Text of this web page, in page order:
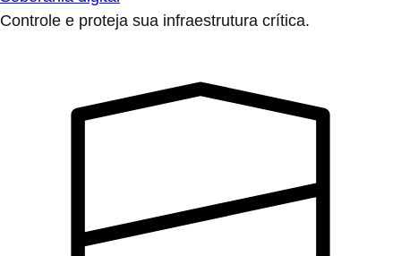
Controle e proteja sua infraestrutura crítica.